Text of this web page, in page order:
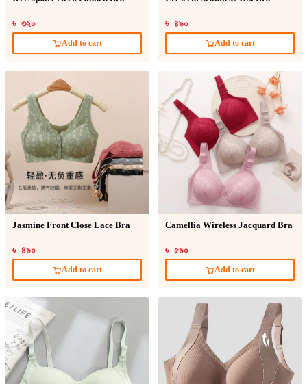
৳ ৩২০
Add to cart
৳ ৪৯০
Add to cart
Jasmine Front Close Lace Bra
৳ ৪৯০
Add to cart
Camellia Wireless Jacquard Bra
৳ ৫৯০
Add to cart